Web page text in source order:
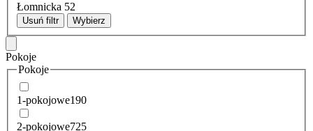
Łomnicka 52
Usuń filtr Wybierz
Pokoje
Pokoje
1-pokojowe190
2-pokojowe725